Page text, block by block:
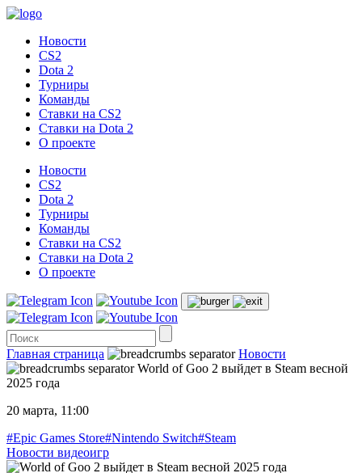
Новости
CS2
Dota 2
Турниры
Команды
Ставки на CS2
Ставки на Dota 2
О проекте
Новости
CS2
Dota 2
Турниры
Команды
Ставки на CS2
Ставки на Dota 2
О проекте
Главная страница
Новости
World of Goo 2 выйдет в Steam весной
2025 года
20 марта, 11:00
#Epic Games Store#Nintendo Switch#Steam
Новости видеоигр